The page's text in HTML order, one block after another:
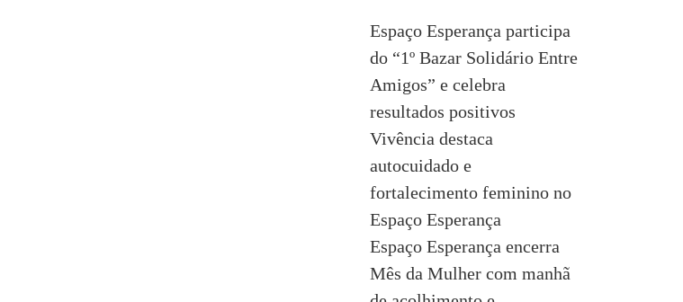
Espaço Esperança participa
do “1º Bazar Solidário Entre
Amigos” e celebra
resultados positivos
Vivência destaca
autocuidado e
fortalecimento feminino no
Espaço Esperança
Espaço Esperança encerra
Mês da Mulher com manhã